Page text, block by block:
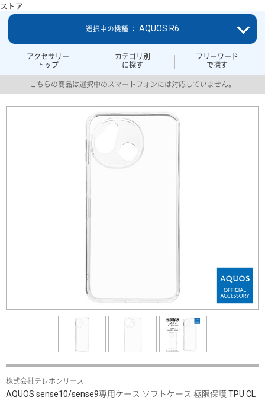
ストア
アクセサリー
トップ
カテゴリ別
に探す
フリーワード
で探す
選択中の機種 ： AQUOS R6
こちらの商品は選択中のスマートフォンには対応していません。
株式会社テレホンリース
AQUOS sense10/sense9専用ケース ソフトケース 極限保護 TPU CL